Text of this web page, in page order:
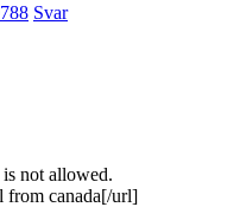
Svar
not allowed.
from canada[/url]